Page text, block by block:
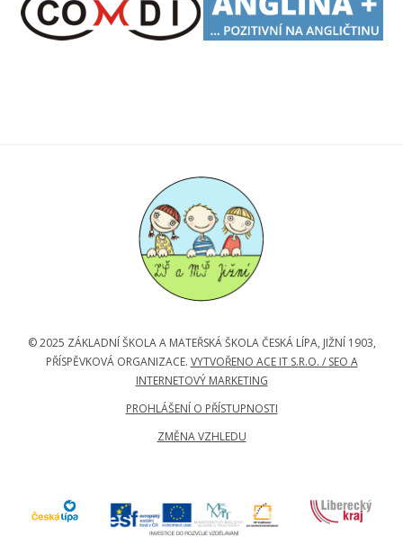
© 2025 ZÁKLADNÍ ŠKOLA A MATEŘSKÁ ŠKOLA ČESKÁ LÍPA, JIŽNÍ 1903,
PŘÍSPĚVKOVÁ ORGANIZACE. VYTVOŘENO ACE IT S.R.O. / SEO A
INTERNETOVÝ MARKETING
PROHLÁŠENÍ O PŘÍSTUPNOSTI
ZMĚNA VZHLEDU